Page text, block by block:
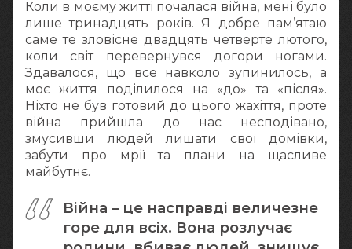
Коли в моєму житті почалася війна, мені було
лише тринадцять років. Я добре пам’ятаю
саме те зловісне двадцять четверте лютого,
коли світ перевернувся догори ногами.
Здавалося, що все навколо зупинилось, а
моє життя поділилося на «до» та «після».
Ніхто не був готовий до цього жахіття, проте
війна прийшла до нас несподівано,
змусивши людей лишати свої домівки,
забути про мрії та плани на щасливе
майбутнє.
Війна – це насправді величезне
горе для всіх. Вона розлучає